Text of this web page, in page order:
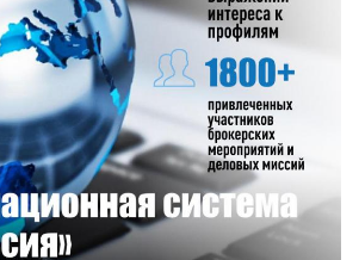
Смотреть проект